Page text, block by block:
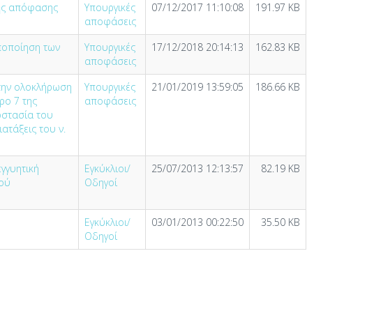
απόφασης
Υπουργικές
αποφάσεις
07/12/2017 11:10:08 191.97 KB
των
Υπουργικές
αποφάσεις
17/12/2018 20:14:13 162.83 KB
ολοκλήρωση
7 της
του
του ν.
Υπουργικές
αποφάσεις
21/01/2019 13:59:05 186.66 KB
Εγκύκλιοι/
Οδηγοί
25/07/2013 12:13:57 82.19 KB
Εγκύκλιοι/
Οδηγοί
03/01/2013 00:22:50 35.50 KB